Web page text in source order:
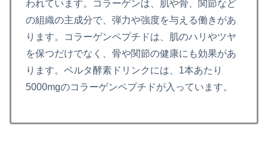
われています。コラーゲンは、肌や骨、関節など
の組織の主成分で、弾力や強度を与える働きがあ
ります。コラーゲンペプチドは、肌のハリやツヤ
を保つだけでなく、骨や関節の健康にも効果があ
ります。ベルタ酵素ドリンクには、1本あたり
5000mgのコラーゲンペプチドが入っています。